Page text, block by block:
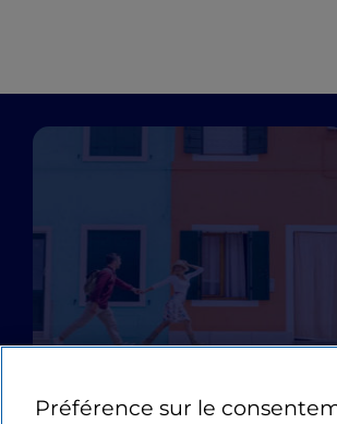
Préférence sur le